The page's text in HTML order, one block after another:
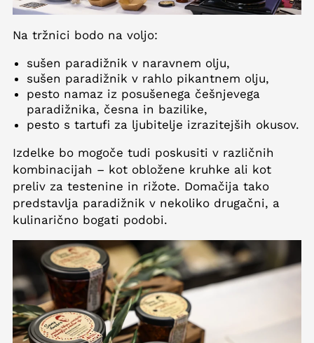
Na tržnici bodo na voljo:
sušen paradižnik v naravnem olju,
sušen paradižnik v rahlo pikantnem olju,
pesto namaz iz posušenega češnjevega
paradižnika, česna in bazilike,
pesto s tartufi za ljubitelje izrazitejših okusov.
Izdelke bo mogoče tudi poskusiti v različnih
kombinacijah – kot obložene kruhke ali kot
preliv za testenine in rižote. Domačija tako
predstavlja paradižnik v nekoliko drugačni, a
kulinarično bogati podobi.